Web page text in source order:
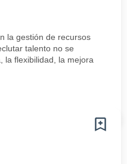
la gestión de recursos
talento no se
la flexibilidad, la mejora